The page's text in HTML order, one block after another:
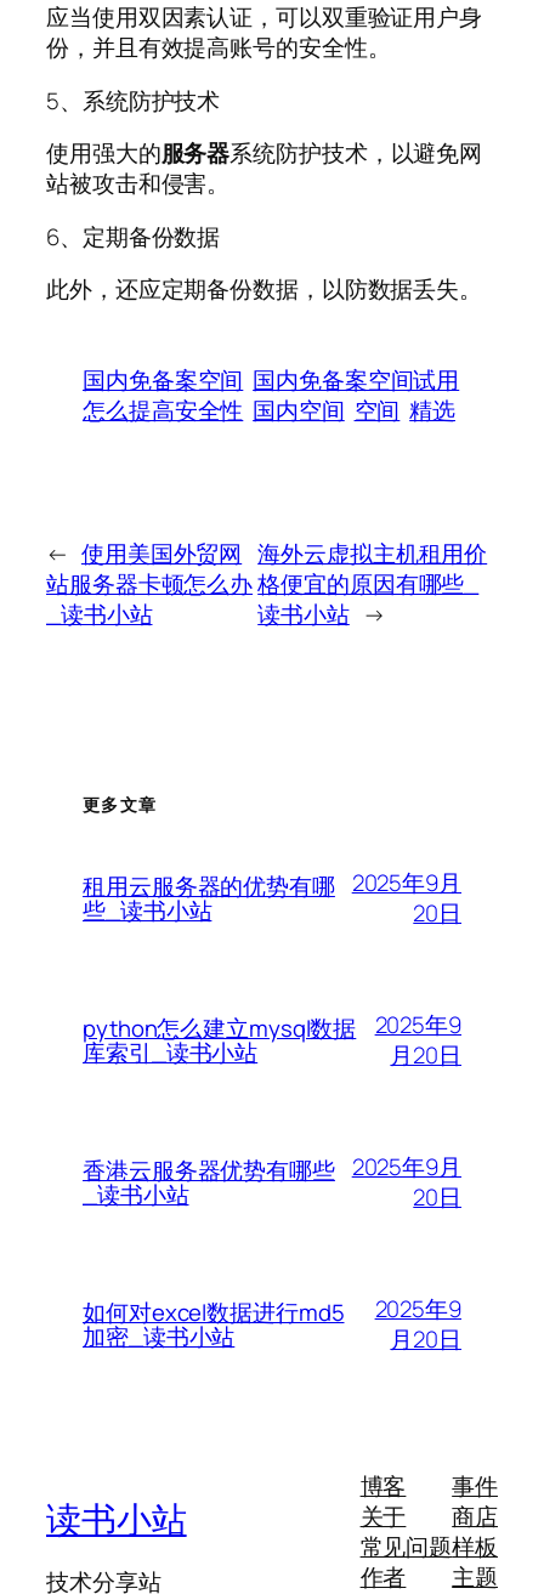
应当使用双因素认证，可以双重验证用户身
份，并且有效提高账号的安全性。
5、系统防护技术
使用强大的服务器系统防护技术，以避免网
站被攻击和侵害。
6、定期备份数据
此外，还应定期备份数据，以防数据丢失。
国内免备案空间 国内免备案空间试用
怎么提高安全性 国内空间 空间 精选
← 使用美国外贸网
站服务器卡顿怎么办
_读书小站
海外云虚拟主机租用价
格便宜的原因有哪些_
读书小站 →
更多文章
租用云服务器的优势有哪
些_读书小站
2025年9月
20日
python怎么建立mysql数据
库索引_读书小站
2025年9
月20日
香港云服务器优势有哪些
_读书小站
2025年9月
20日
如何对excel数据进行md5
加密_读书小站
2025年9
月20日
读书小站
技术分享站
博客
关于
常见问题
作者
事件
商店
样板
主题